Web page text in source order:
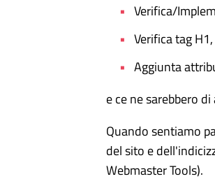
Verifica/
Verifica tag
Aggiunta
e ce ne sarebbero di
Quando sentiamo
del sito e
Webmaster Tools).